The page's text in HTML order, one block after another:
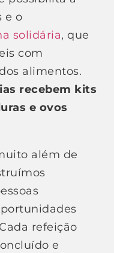
e o
solidária, que
com
alimentos.
recebem kits
e ovos
além de
refeição
e